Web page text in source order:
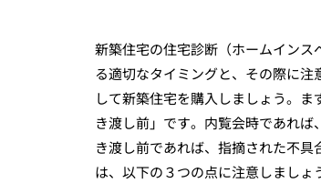
新築住宅の住宅診断（ホームイン
る適切なタイミングと、その際に
して新築住宅を購入しましょう。
き渡し前」です。内覧会時であれ
き渡し前であれば、指摘された不
は、以下の３つの点に注意しまし